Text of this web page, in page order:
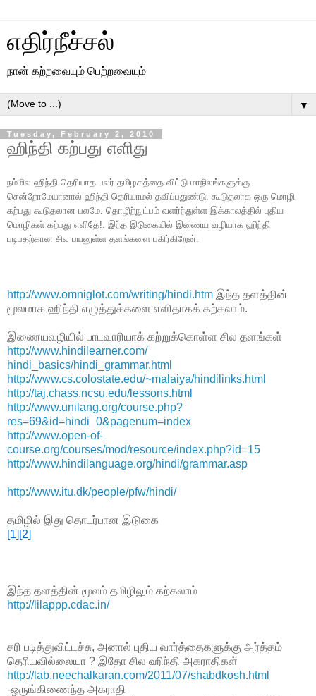
எதிர்நீச்சல்
நான் கற்றவையும் பெற்றவையும்
▼
Tuesday, February 2, 2010
ஹிந்தி கற்பது எளிது
நம்மில ஹிந்தி தெரியாத பலர் தமிழகத்தை விட்டு மாநிலங்களுக்கு
சென்றோமேயானால் ஹிந்தி தெரியாமல் தவிப்பதுண்டு. கூடுதலாக ஒரு மொழி
கற்பது கூடுதலான பலமே. தொழிற்நுட்பம் வளர்ந்துள்ள இக்காலத்தில் புதிய
மொழிகள் கற்பது எளிதே!. இந்த இடுகையில் இணைய வழியாக ஹிந்தி
படிபதற்கான சில பயனுள்ள தளங்களை பகிர்கிறேன்.
http://www.omniglot.com/writing/hindi.htm இந்த தளத்தின்
மூலமாக ஹிந்தி எழுத்துக்களை எளிதாகக் கற்கலாம்.
இணையவழியில் பாடவாரியாக் கற்றுக்கொள்ள சில தளங்கள்
http://www.hindilearner.com/
hindi_basics/hindi_grammar.html
http://www.cs.colostate.edu/~malaiya/hindilinks.html
http://taj.chass.ncsu.edu/lessons.html
http://www.unilang.org/course.php?
res=69&id=hindi_0&pagenum=index
http://www.open-of-
course.org/courses/mod/resource/index.php?id=15
http://www.hindilanguage.org/hindi/grammar.asp
http://www.itu.dk/people/pfw/hindi/
தமிழில் இது தொடர்பான இடுகை
[1] [2]
இந்த தளத்தின் மூலம் தமிழிலும் கற்கலாம்
http://lilappp.cdac.in/
சரி படித்துவிட்டச்சு, அனால் புதிய வார்த்தைகளுக்கு அர்த்தம்
தெரியவில்லையா ? இதோ சில ஹிந்தி அகராதிகள்
http://lab.neechalkaran.com/2011/07/shabdkosh.html
-ஒருங்கிணைந்த அகராதி